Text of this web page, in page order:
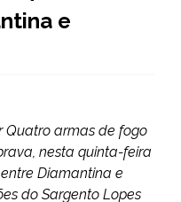
e
Quatro armas de fogo
nesta quinta-feira
Diamantina e
do Sargento Lopes